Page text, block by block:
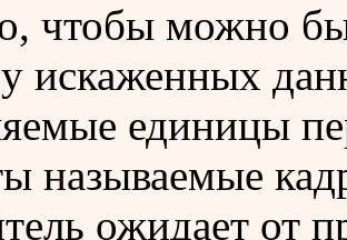
чтобы можно
искаженных
единицы
называемые
ожидает от